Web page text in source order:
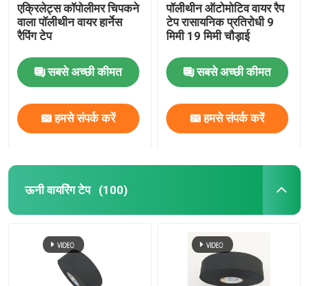
एक्रिलेट्स कॉपोलीमर चिपकने
वाला पॉलीथीन वायर हार्नेस
रैपिंग टेप
सबसे अच्छी कीमत
हमसे संपर्क करें
पॉलीथीन ऑटोमोटिव वायर रैप
टेप रासायनिक प्रतिरोधी 9
मिमी 19 मिमी चौड़ाई
सबसे अच्छी कीमत
हमसे संपर्क करें
ऊनी वायरिंग टेप (100)